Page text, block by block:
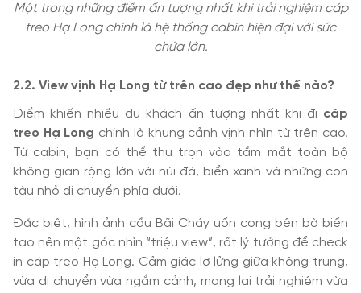
Một trong những điểm ấn tượng nhất khi trải nghiệm cáp
treo Hạ Long chính là hệ thống cabin hiện đại với sức
chứa lớn.
2.2. View vịnh Hạ Long từ trên cao đẹp như thế nào?
Điểm khiến nhiều du khách ấn tượng nhất khi đi cáp
treo Hạ Long chính là khung cảnh vịnh nhìn từ trên cao.
Từ cabin, bạn có thể thu trọn vào tầm mắt toàn bộ
không gian rộng lớn với núi đá, biển xanh và những con
tàu nhỏ di chuyển phía dưới.
Đặc biệt, hình ảnh cầu Bãi Cháy uốn cong bên bờ biển
tạo nên một góc nhìn “triệu view”, rất lý tưởng để check
in cáp treo Hạ Long. Cảm giác lơ lửng giữa không trung,
vừa di chuyển vừa ngắm cảnh, mang lại trải nghiệm vừa